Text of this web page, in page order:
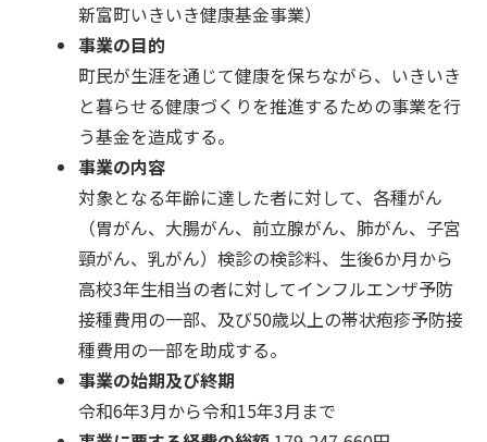
新富町いきいき健康基金事業）
事業の目的
町民が生涯を通じて健康を保ちながら、いきいき
と暮らせる健康づくりを推進するための事業を行
う基金を造成する。
事業の内容
対象となる年齢に達した者に対して、各種がん
（胃がん、大腸がん、前立腺がん、肺がん、子宮
頸がん、乳がん）検診の検診料、生後6か月から
高校3年生相当の者に対してインフルエンザ予防
接種費用の一部、及び50歳以上の帯状疱疹予防接
種費用の一部を助成する。
事業の始期及び終期
令和6年3月から令和15年3月まで